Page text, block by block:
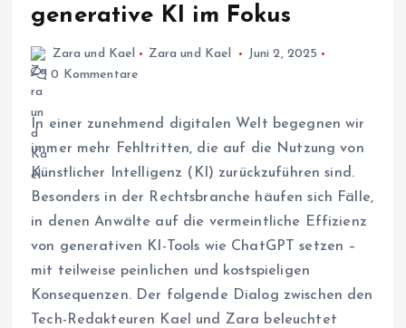
generative KI im Fokus
Zara und Kael Zara und Kael
Juni 2, 2025
0 Kommentare
In einer zunehmend digitalen Welt begegnen wir
immer mehr Fehltritten, die auf die Nutzung von
Künstlicher Intelligenz (KI) zurückzuführen sind.
Besonders in der Rechtsbranche häufen sich Fälle,
in denen Anwälte auf die vermeintliche Effizienz
von generativen KI-Tools wie ChatGPT setzen –
mit teilweise peinlichen und kostspieligen
Konsequenzen. Der folgende Dialog zwischen den
Tech-Redakteuren Kael und Zara beleuchtet